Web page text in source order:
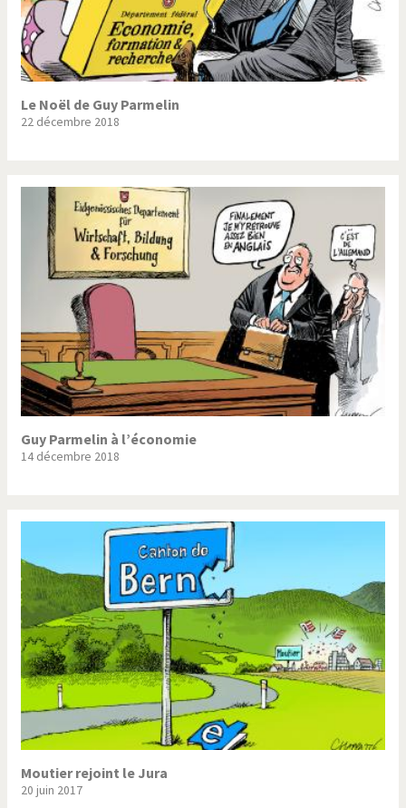
Le Noël de Guy Parmelin
22 décembre 2018
Guy Parmelin à l’économie
14 décembre 2018
Moutier rejoint le Jura
20 juin 2017